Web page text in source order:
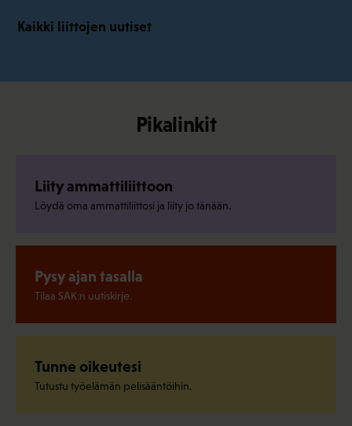
Kaikki liittojen uutiset
Pikalinkit
Liity ammattiliittoon
Löydä oma ammattiliittosi ja liity jo tänään.
Pysy ajan tasalla
Tilaa SAK:n uutiskirje.
Tunne oikeutesi
Tutustu työelämän pelisääntöihin.